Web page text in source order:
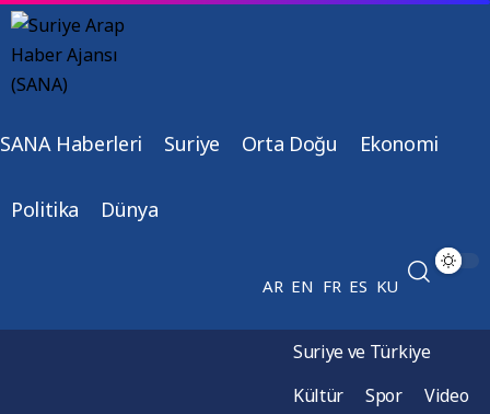
SANA Haberleri Suriye Orta Doğu Ekonomi
Politika Dünya
AR EN FR ES KU
Suriye ve Türkiye
Kültür
Spor
Video